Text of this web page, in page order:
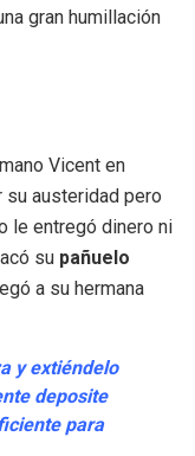
gran humillación
Vicent en
su austeridad pero
le entregó dinero ni
su pañuelo
a su hermana
y extiéndelo
deposite
para